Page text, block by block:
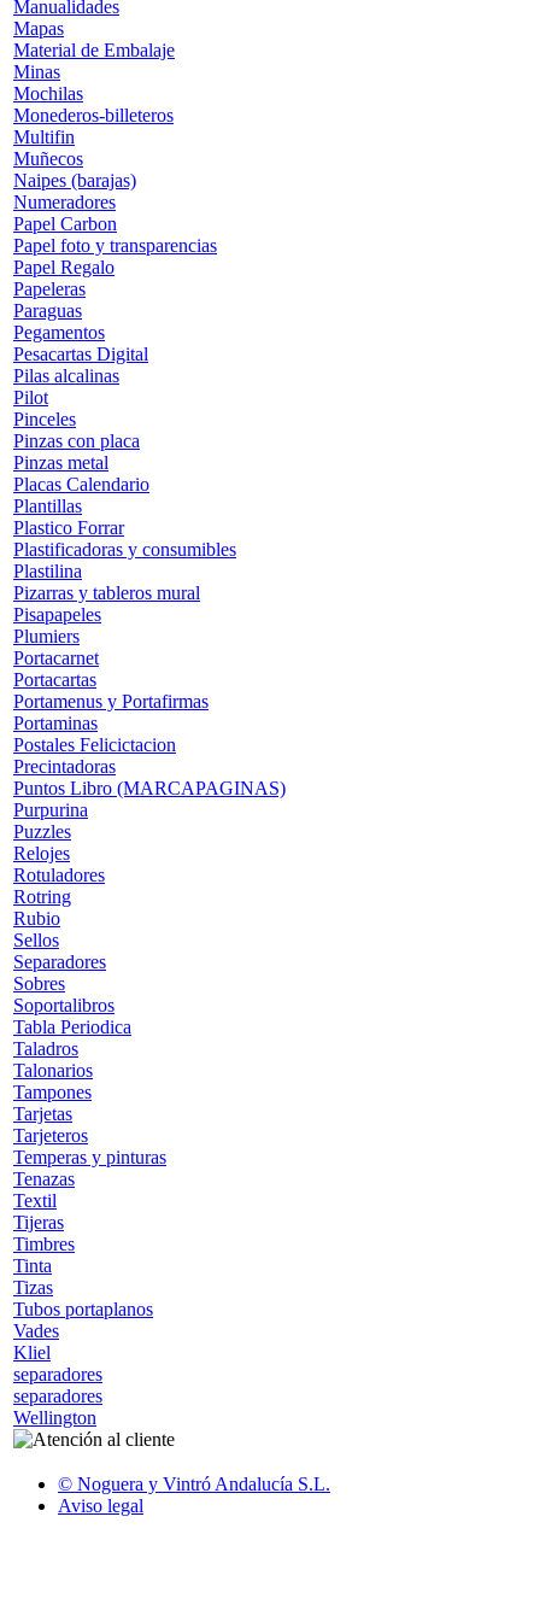
Manualidades
Mapas
Material de Embalaje
Minas
Mochilas
Monederos-billeteros
Multifin
Muñecos
Naipes (barajas)
Numeradores
Papel Carbon
Papel foto y transparencias
Papel Regalo
Papeleras
Paraguas
Pegamentos
Pesacartas Digital
Pilas alcalinas
Pilot
Pinceles
Pinzas con placa
Pinzas metal
Placas Calendario
Plantillas
Plastico Forrar
Plastificadoras y consumibles
Plastilina
Pizarras y tableros mural
Pisapapeles
Plumiers
Portacarnet
Portacartas
Portamenus y Portafirmas
Portaminas
Postales Felicictacion
Precintadoras
Puntos Libro (MARCAPAGINAS)
Purpurina
Puzzles
Relojes
Rotuladores
Rotring
Rubio
Sellos
Separadores
Sobres
Soportalibros
Tabla Periodica
Taladros
Talonarios
Tampones
Tarjetas
Tarjeteros
Temperas y pinturas
Tenazas
Textil
Tijeras
Timbres
Tinta
Tizas
Tubos portaplanos
Vades
Kliel
separadores
separadores
Wellington
© Noguera y Vintró Andalucía S.L.
Aviso legal